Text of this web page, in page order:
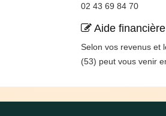
02 43 69 84 70
Aide
Selon vos revenus et
(53) peut vous venir